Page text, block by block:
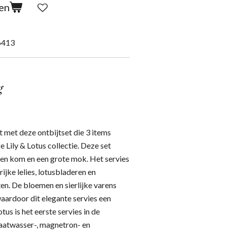
met deze ontbijtset die 3 items
Lily & Lotus collectie. Deze set
kom en een grote mok. Het servies
lelies, lotusbladeren en
De bloemen en sierlijke varens
dit elegante servies een
is het eerste servies in de
, magnetron- en